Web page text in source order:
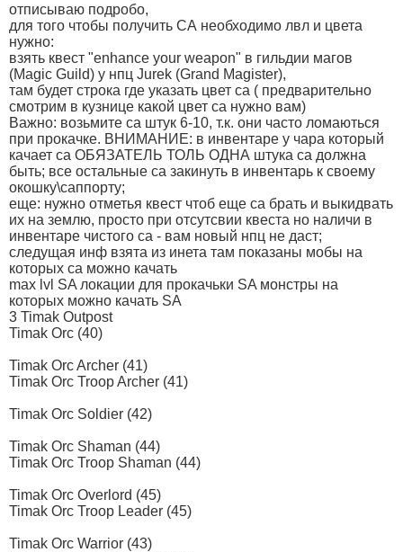
отписываю подробо,
для того чтобы получить СА необходимо лвл и цвета
нужно:
взять квест "enhance your weapon" в гильдии магов
(Magic Guild) у нпц Jurek (Grand Magister),
там будет строка где указать цвет са ( предварительно
смотрим в кузнице какой цвет са нужно вам)
Важно: возьмите са штук 6-10, т.к. они часто ломаються
при прокачке. ВНИМАНИЕ: в инвентаре у чара который
качает са ОБЯЗАТЕЛЬ ТОЛЬ ОДНА штука са должна
быть; все остальные са закинуть в инвентарь к своему
окошку\саппорту;
еще: нужно отметья квест чтоб еще са брать и выкидвать
их на землю, просто при отсутсвии квеста но наличи в
инвентаре чистого са - вам новый нпц не даст;
следущая инф взята из инета там показаны мобы на
которых са можно качать
max lvl SA локации для прокачьки SA монстры на
которых можно качать SA
3 Timak Outpost
Timak Orc (40)
Timak Orc Archer (41)
Timak Orc Troop Archer (41)
Timak Orc Soldier (42)
Timak Orc Shaman (44)
Timak Orc Troop Shaman (44)
Timak Orc Overlord (45)
Timak Orc Troop Leader (45)
Timak Orc Warrior (43)